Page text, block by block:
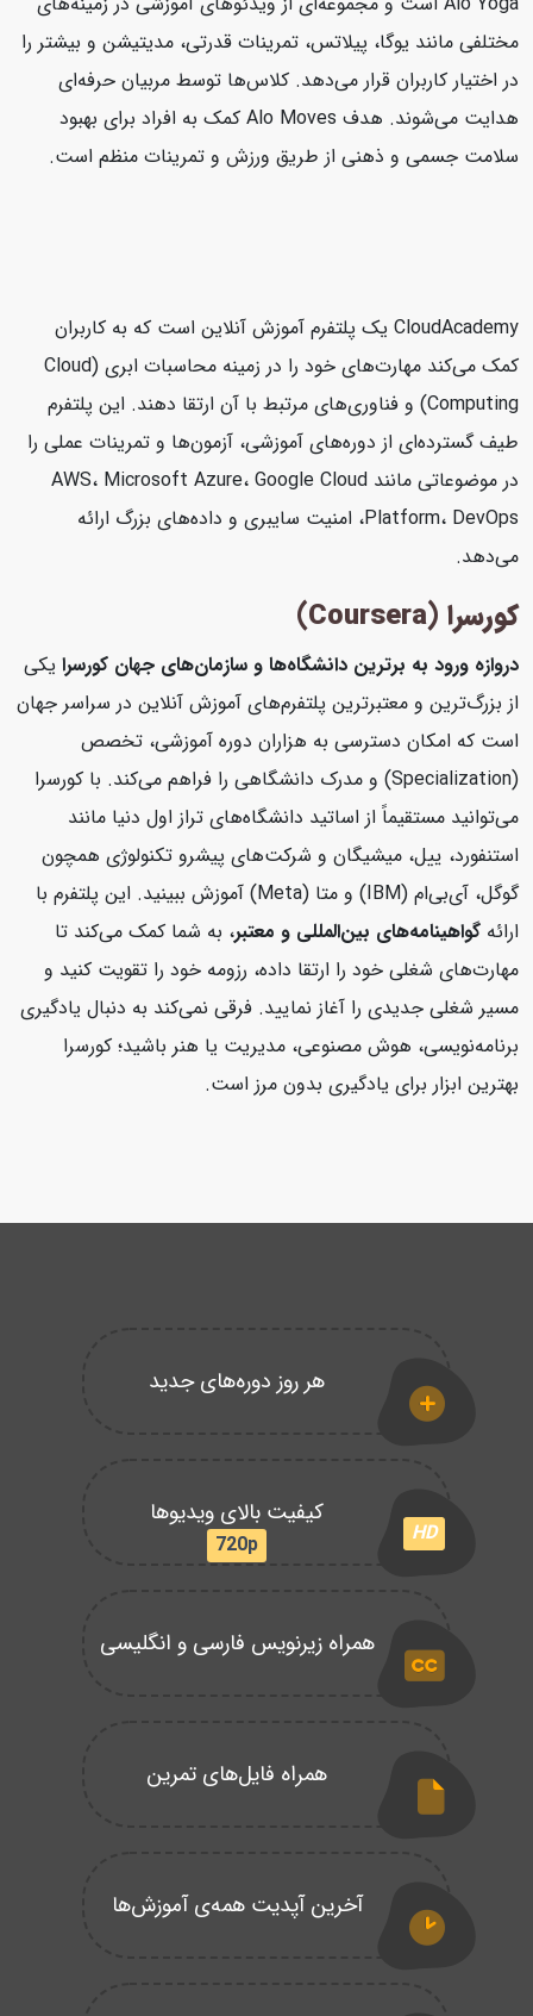
مختلفی مانند یوگا، پیلاتس، تمرینات قدرتی، مدیتیشن و بیشتر را
در اختیار کاربران قرار می‌دهد. کلاس‌ها توسط مربیان حرفه‌ای
هدایت می‌شوند. هدف Alo Moves کمک به افراد برای بهبود
سلامت جسمی و ذهنی از طریق ورزش و تمرینات منظم است.
CloudAcademy یک پلتفرم آموزش آنلاین است که به کاربران
کمک می‌کند مهارت‌های خود را در زمینه محاسبات ابری (Cloud
Computing) و فناوری‌های مرتبط با آن ارتقا دهند. این پلتفرم
طیف گسترده‌ای از دوره‌های آموزشی، آزمون‌ها و تمرینات عملی را
در موضوعاتی مانند AWS، Microsoft Azure، Google Cloud
Platform، DevOps، امنیت سایبری و داده‌های بزرگ ارائه
می‌دهد.
کورسرا (Coursera)
دروازه ورود به برترین دانشگاه‌ها و سازمان‌های جهان کورسرایکی
از بزرگ‌ترین و معتبرترین پلتفرم‌های آموزش آنلاین در سراسر جهان
است که امکان دسترسی به هزاران دوره آموزشی، تخصص
(Specialization) و مدرک دانشگاهی را فراهم می‌کند. با کورسرا
می‌توانید مستقیماً از اساتید دانشگاه‌های تراز اول دنیا مانند
استنفورد، ییل، میشیگان و شرکت‌های پیشرو تکنولوژی همچون
گوگل، آی‌بی‌ام (IBM) و متا (Meta) آموزش ببینید. این پلتفرم با
ارائهگواهینامه‌های بین‌المللی و معتبر، به شما کمک می‌کند تا
مهارت‌های شغلی خود را ارتقا داده، رزومه خود را تقویت کنید و
مسیر شغلی جدیدی را آغاز نمایید. فرقی نمی‌کند به دنبال یادگیری
برنامه‌نویسی، هوش مصنوعی، مدیریت یا هنر باشید؛ کورسرا
بهترین ابزار برای یادگیری بدون مرز است.
هر روز دوره‌های جدید
HD
کیفیت بالای ویدیوها
720p
همراه زیرنویس فارسی و انگلیسی
همراه فایل‌های تمرین
آخرین آپدیت همه‌ی آموزش‌ها